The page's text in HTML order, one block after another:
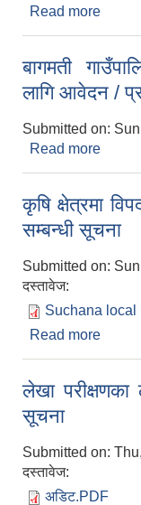
Read more
बागमती
लागि आवेदन /
Submitted on:
Read more
कृषि क्षेत्रमा
सम्बन्धी सूचना
Submitted on:
दस्तावेज:
Suchana local
Read more
लेखा
सूचना
Submitted on:
दस्तावेज:
अडिट.PDF